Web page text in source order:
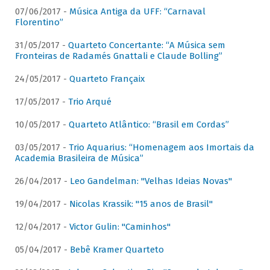
07/06/2017 - Música Antiga da UFF: “Carnaval
Florentino”
31/05/2017 - Quarteto Concertante: “A Música sem
Fronteiras de Radamés Gnattali e Claude Bolling”
24/05/2017 - Quarteto Françaix
17/05/2017 - Trio Arqué
10/05/2017 - Quarteto Atlântico: “Brasil em Cordas”
03/05/2017 - Trio Aquarius: “Homenagem aos Imortais da
Academia Brasileira de Música”
26/04/2017 - Leo Gandelman: "Velhas Ideias Novas"
19/04/2017 - Nicolas Krassik: "15 anos de Brasil"
12/04/2017 - Victor Gulin: "Caminhos"
05/04/2017 - Bebê Kramer Quarteto